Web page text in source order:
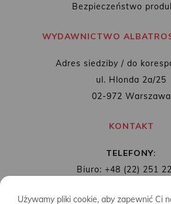
Bezpieczeństwo
WYDAWNICTWO
Adres siedziby / do
ul. Hlonda 2a/25
02-972 Warszawa
KONTAKT
TELEFONY:
Biuro: +48 (22) 251
Używamy pliki cookie, aby zapewnić Ci